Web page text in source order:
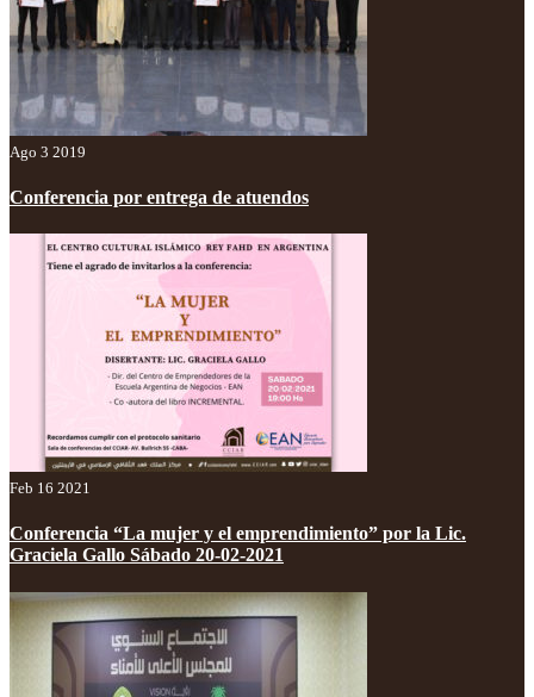
Ago 3 2019
Conferencia por entrega de atuendos
Feb 16 2021
Conferencia “La mujer y el emprendimiento” por la Lic.
Graciela Gallo Sábado 20-02-2021